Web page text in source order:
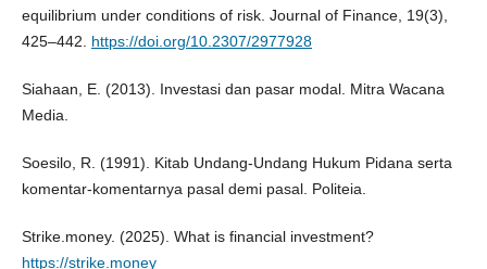
equilibrium under conditions of risk. Journal of Finance, 19(3),
425–442. https://doi.org/10.2307/2977928
Siahaan, E. (2013). Investasi dan pasar modal. Mitra Wacana
Media.
Soesilo, R. (1991). Kitab Undang-Undang Hukum Pidana serta
komentar-komentarnya pasal demi pasal. Politeia.
Strike.money. (2025). What is financial investment?
https://strike.money